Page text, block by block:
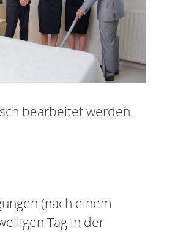
bearbeitet werden.
(nach einem
Tag in der